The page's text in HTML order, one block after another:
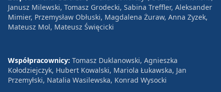
Janusz Milewski, Tomasz Grodecki, Sabina Treffler, Aleksander
Mimier, Przemysław Obłuski, Magdalena Żuraw, Anna Zyzek,
Mateusz Mol, Mateusz Święcicki
Współpracownicy: Tomasz Duklanowski, Agnieszka
Kołodziejczyk, Hubert Kowalski, Mariola Łukawska, Jan
Przemyłski, Natalia Wasilewska, Konrad Wysocki